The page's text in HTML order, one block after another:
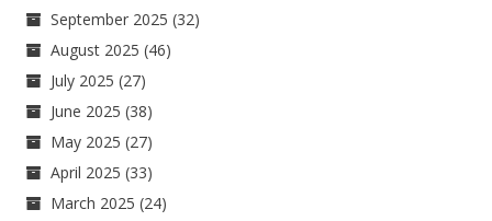
September 2025 (32)
August 2025 (46)
July 2025 (27)
June 2025 (38)
May 2025 (27)
April 2025 (33)
March 2025 (24)